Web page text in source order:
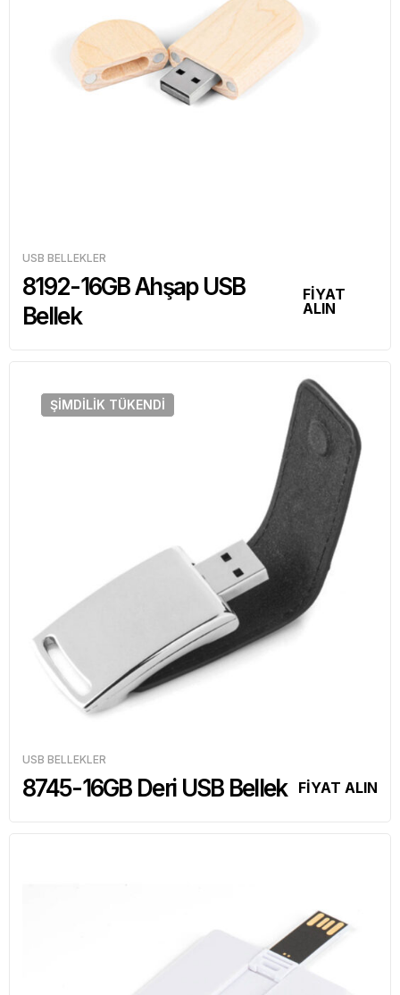
USB BELLEKLER
8192-16GB Ahşap USB
Bellek
FİYAT
ALIN
ŞIMDILIK TÜKENDI
USB BELLEKLER
8745-16GB Deri USB Bellek FİYAT ALIN